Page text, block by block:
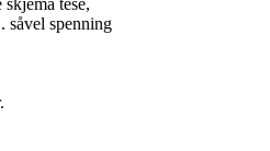
tese,
såvel spenning